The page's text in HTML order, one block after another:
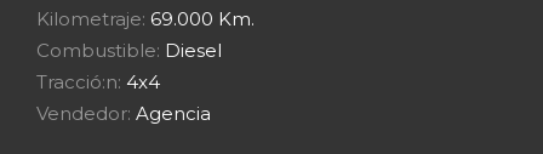
Kilometraje: 69.000 Km.
Combustible: Diesel
Tracció:n: 4x4
Vendedor: Agencia